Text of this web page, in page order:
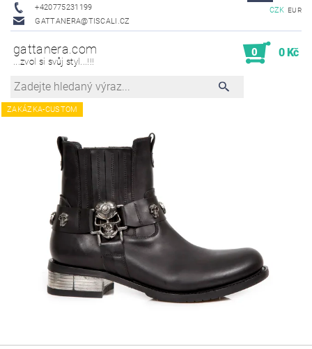
+420775231199
GATTANERA@TISCALI.CZ
CZK EUR
gattanera.com
...zvol si svůj styl...!!!
0 0 Kč
ZAKÁZKA-CUSTOM